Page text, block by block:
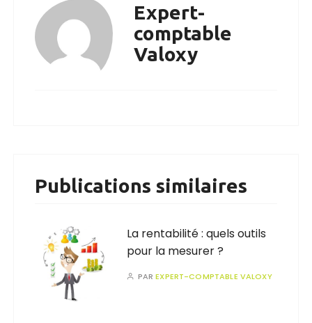
Expert-
comptable
Valoxy
Publications similaires
La rentabilité : quels outils
pour la mesurer ?
PAREXPERT-COMPTABLE VALOXY